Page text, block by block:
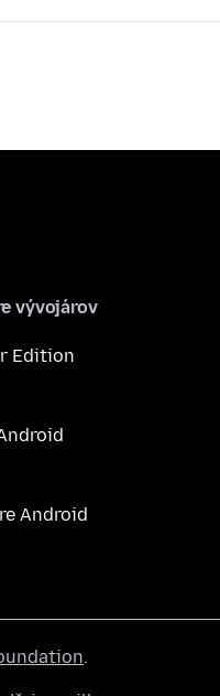
vývojárov
Edition
Android
.